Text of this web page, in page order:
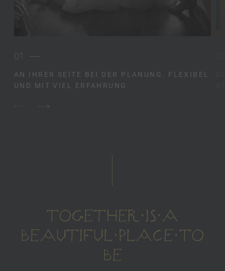
01
AN IHRER SEITE BEI DER PLANUNG. FLEXIBEL
UND MIT VIEL ERFAHRUNG.
TOGETHER IS A
BEAUTIFUL PLACE TO
BE